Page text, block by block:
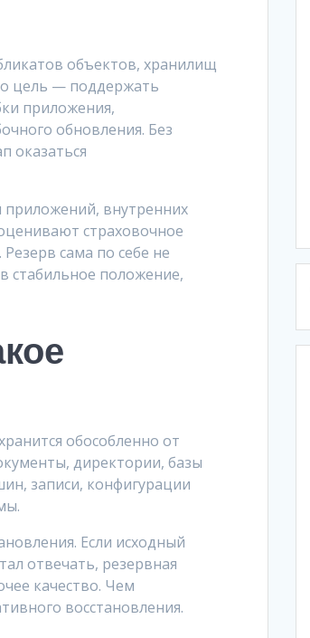
объектов, хранилищ
цель — поддержать
приложения,
обновления. Без
оказаться
приложений, внутренних
страховочное
сама по себе не
стабильное положение,
обособленно от
директории, базы
записи, конфигурации
Если исходный
отвечать, резервная
качество. Чем
восстановления.